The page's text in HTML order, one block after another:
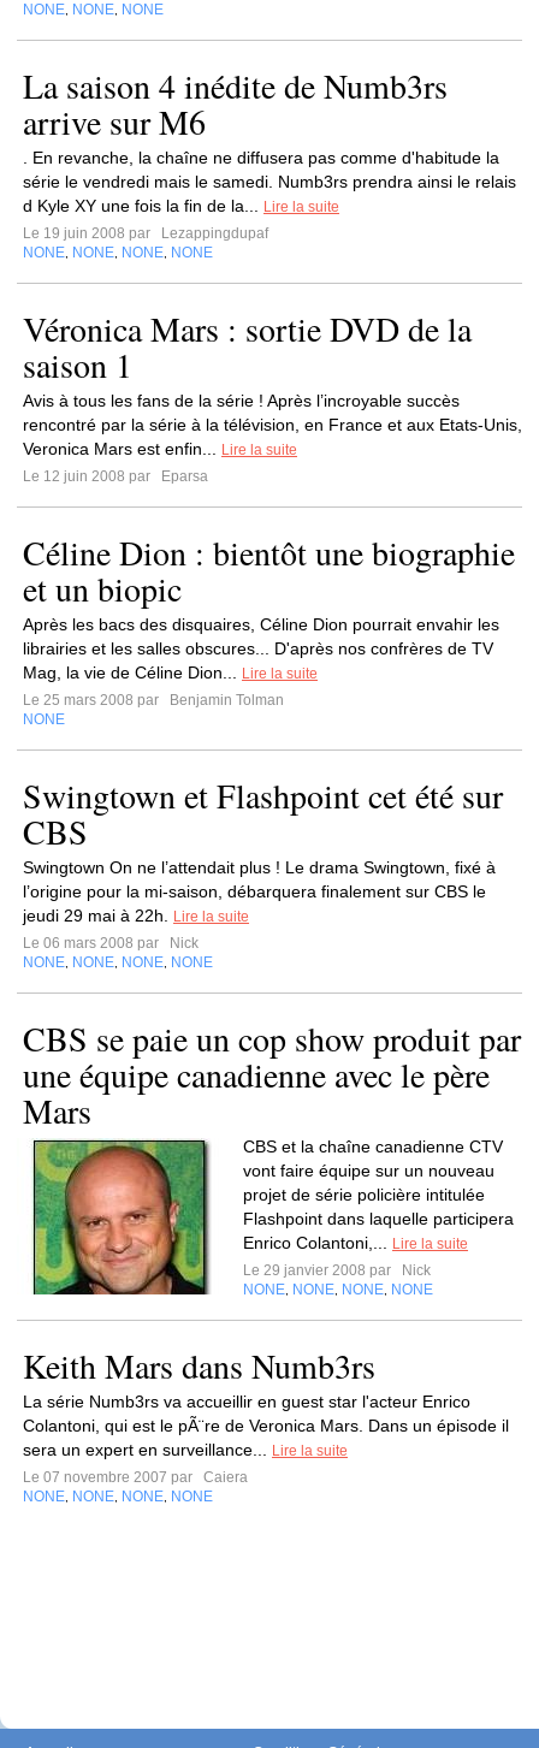
NONE NONE NONE
La saison 4 inédite de Numb3rs
arrive sur M6
. En revanche, la chaîne ne diffusera pas comme d'habitude la
série le vendredi mais le samedi. Numb3rs prendra ainsi le relais
d Kyle XY une fois la fin de la...
Lire la suite
Le 19 juin 2008 par
Lezappingdupaf
NONE NONE NONE NONE
Véronica Mars : sortie DVD de la
saison 1
Avis à tous les fans de la série ! Après l’incroyable succès
rencontré par la série à la télévision, en France et aux Etats-Unis,
Veronica Mars est enfin...
Lire la suite
Le 12 juin 2008 par
Eparsa
Céline Dion : bientôt une biographie
et un biopic
Après les bacs des disquaires, Céline Dion pourrait envahir les
librairies et les salles obscures... D'après nos confrères de TV
Mag, la vie de Céline Dion...
Lire la suite
Le 25 mars 2008 par
Benjamin Tolman
NONE
Swingtown et Flashpoint cet été sur
CBS
Swingtown On ne l’attendait plus ! Le drama Swingtown, fixé à
l’origine pour la mi-saison, débarquera finalement sur CBS le
jeudi 29 mai à 22h.
Lire la suite
Le 06 mars 2008 par
Nick
NONE NONE NONE NONE
CBS se paie un cop show produit par
une équipe canadienne avec le père
Mars
CBS et la chaîne canadienne CTV
vont faire équipe sur un nouveau
projet de série policière intitulée
Flashpoint dans laquelle participera
Enrico Colantoni,...
Lire la suite
Le 29 janvier 2008 par
Nick
NONE NONE NONE NONE
Keith Mars dans Numb3rs
La série Numb3rs va accueillir en guest star l'acteur Enrico
Colantoni, qui est le pÃ¨re de Veronica Mars. Dans un épisode il
sera un expert en surveillance...
Lire la suite
Le 07 novembre 2007 par
Caiera
NONE NONE NONE NONE